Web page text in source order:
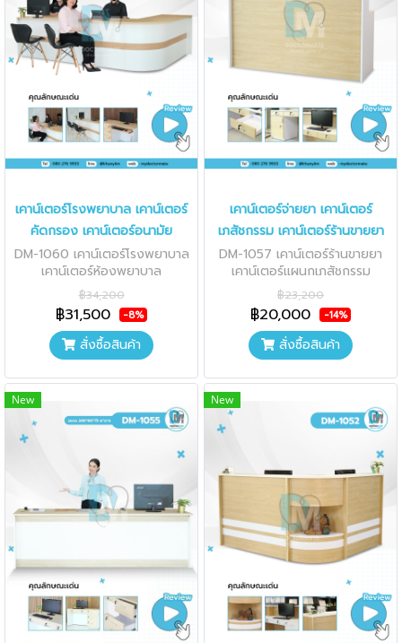
เคาน์เตอร์โรงพยาบาล เคาน์เตอร์
คัดกรอง เคาน์เตอร์อนามัย
DM-1060 เคาน์เตอร์โรงพยาบาล
เคาน์เตอร์ห้องพยาบาล
฿34,200
฿31,500 -8%
สั่งซื้อสินค้า
เคาน์เตอร์จ่ายยา เคาน์เตอร์
เภสัชกรรม เคาน์เตอร์ร้านขายยา
DM-1057 เคาน์เตอร์ร้านขายยา
เคาน์เตอร์แผนกเภสัชกรรม
฿23,200
฿20,000 -14%
สั่งซื้อสินค้า
New New